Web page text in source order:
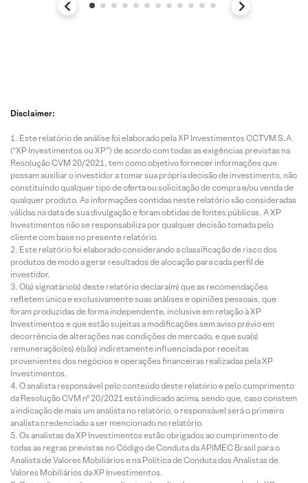
Disclaimer:
Este relatório de análise foi elaborado pela XP Investimentos CCTVM S.A.
(“XP Investimentos ou XP”) de acordo com todas as exigências previstas na
Resolução CVM 20/2021, tem como objetivo fornecer informações que
possam auxiliar o investidor a tomar sua própria decisão de investimento, não
constituindo qualquer tipo de oferta ou solicitação de compra e/ou venda de
qualquer produto. As informações contidas neste relatório são consideradas
válidas na data de sua divulgação e foram obtidas de fontes públicas. A XP
Investimentos não se responsabiliza por qualquer decisão tomada pelo
cliente com base no presente relatório.
Este relatório foi elaborado considerando a classificação de risco dos
produtos de modo a gerar resultados de alocação para cada perfil de
investidor.
O(s) signatário(s) deste relatório declara(m) que as recomendações
refletem única e exclusivamente suas análises e opiniões pessoais, que
foram produzidas de forma independente, inclusive em relação à XP
Investimentos e que estão sujeitas a modificações sem aviso prévio em
decorrência de alterações nas condições de mercado, e que sua(s)
remuneração(es) é(são) indiretamente influenciada por receitas
provenientes dos negócios e operações financeiras realizadas pela XP
Investimentos.
O analista responsável pelo conteúdo deste relatório e pelo cumprimento
da Resolução CVM nº 20/2021 está indicado acima, sendo que, caso constem
a indicação de mais um analista no relatório, o responsável será o primeiro
analista credenciado a ser mencionado no relatório.
Os analistas da XP Investimentos estão obrigados ao cumprimento de
todas as regras previstas no Código de Conduta da APIMEC Brasil para o
Analista de Valores Mobiliários e na Política de Conduta dos Analistas de
Valores Mobiliários da XP Investimentos.